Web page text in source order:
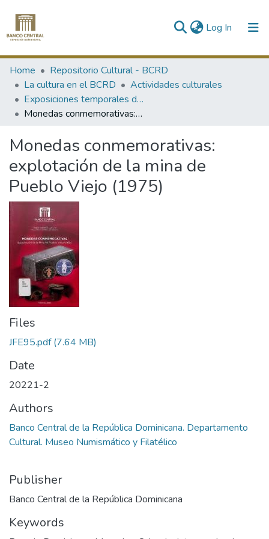
Log In (current)
Communities & Collections
All of DSpace
Statistics
Home
Repositorio Cultural - BCRD
La cultura en el BCRD
Actividades culturales
Exposiciones temporales del Museo
Monedas conmemorativas: explotación de la mina de Pueblo Viejo (1975)
Monedas conmemorativas:
explotación de la mina de
Pueblo Viejo (1975)
Files
JFE95.pdf(7.64 MB)
Date
20221-2
Authors
Banco Central de la República Dominicana. Departamento
Cultural. Museo Numismático y Filatélico
Publisher
Banco Central de la República Dominicana
Keywords